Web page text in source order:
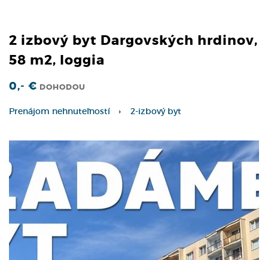
2 izbový byt Dargovských hrdinov,
58 m2, loggia
0,- € DOHODOU
Prenájom nehnuteľností 2-izbový byt